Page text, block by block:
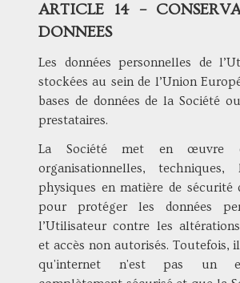
ARTICLE 14 –
DONNEES
Les données personnelles de
stockées au sein de l’Union
bases de données de la Société
prestataires.
La Société met en œuvre
organisationnelles,
physiques en matière de sécurité
pour protéger les données
l’Utilisateur contre les
et accès non autorisés. Toutefois,
qu'internet n'est pas un